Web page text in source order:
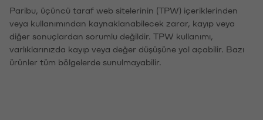
Paribu, üçüncü taraf web sitelerinin (TPW) içeriklerinden
veya kullanımından kaynaklanabilecek zarar, kayıp veya
diğer sonuçlardan sorumlu değildir. TPW kullanımı,
varlıklarınızda kayıp veya değer düşüşüne yol açabilir. Bazı
ürünler tüm bölgelerde sunulmayabilir.